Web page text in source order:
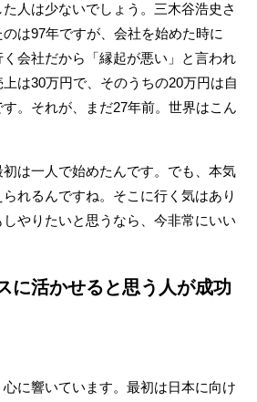
人は少ないでしょう。三木谷浩史さ
は97年ですが、会社を始めた時に
く会社だから「縁起が悪い」と言われ
は30万円で、そのうちの20万円は自
。それが、まだ27年前。世界はこん
は一人で始めたんです。でも、本気
れるんですね。そこに行く気はあり
やりたいと思うなら、今非常にいい
に活かせると思う人が成功
に響いています。最初は日本に向け